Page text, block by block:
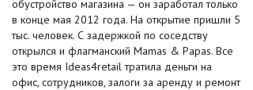
обустройство магазина — он заработал только
в конце мая 2012 года. На открытие пришли 5
тыс. человек. С задержкой по соседству
открылся и флагманский Mamas & Papas. Все
это время Ideas4retail тратила деньги на
офис, сотрудников, залоги за аренду и ремонт